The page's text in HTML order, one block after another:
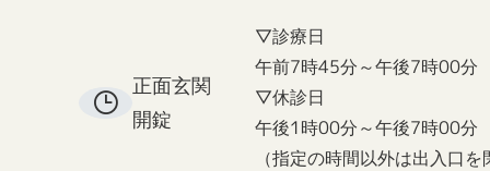
正面玄関
開錠
▽診療日
午前7時45分～午後7時00分
▽休診日
午後1時00分～午後7時00分
（指定の時間以外は出入口を